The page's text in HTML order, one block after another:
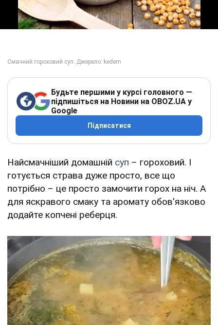
Будьте першими у курсі головного —
підпишіться на Новини на OBOZ.UA у
Google
Підписатися
Найсмачніший домашній суп – гороховий. І
готується страва дуже просто, все що
потрібно – це просто замочити горох на ніч. А
для яскравого смаку та аромату обов'язково
додайте копчені реберця.